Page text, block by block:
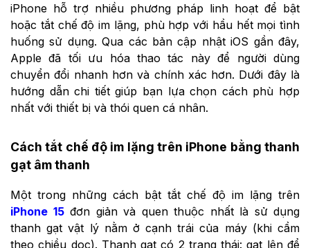
iPhone hỗ trợ nhiều phương pháp linh hoạt để bật
hoặc tắt chế độ im lặng, phù hợp với hầu hết mọi tình
huống sử dụng. Qua các bản cập nhật iOS gần đây,
Apple đã tối ưu hóa thao tác này để người dùng
chuyển đổi nhanh hơn và chính xác hơn. Dưới đây là
hướng dẫn chi tiết giúp bạn lựa chọn cách phù hợp
nhất với thiết bị và thói quen cá nhân.
Cách tắt chế độ im lặng trên iPhone bằng thanh
gạt âm thanh
Một trong những cách bật tắt chế độ im lặng trên
iPhone 15đơn giản và quen thuộc nhất là sử dụng
thanh gạt vật lý nằm ở cạnh trái của máy (khi cầm
theo chiều dọc). Thanh gạt có 2 trạng thái: gạt lên để